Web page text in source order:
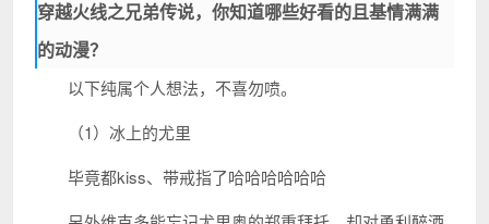
穿越火线之兄弟传说，你知道哪些好看的且基情满满
的动漫？
以下纯属个人想法，不喜勿喷。
（1）冰上的尤里
毕竟都kiss、带戒指了哈哈哈哈哈哈